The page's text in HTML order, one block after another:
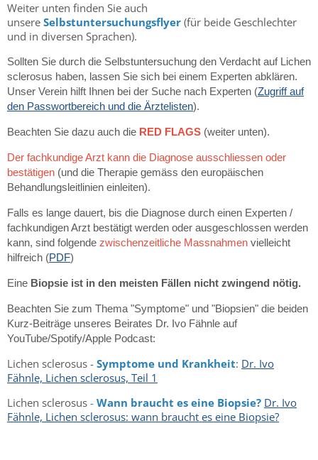
Weiter unten finden Sie auch
unsere Selbstuntersuchungsflyer (für beide Geschlechter
und in diversen Sprachen).
Sollten Sie durch die Selbstuntersuchung den Verdacht auf Lichen
sclerosus haben, lassen Sie sich bei einem Experten abklären.
Unser Verein hilft Ihnen bei der Suche nach Experten (Zugriff auf
den Passwortbereich und die Ärztelisten).
Beachten Sie dazu auch die RED FLAGS (weiter unten).
Der fachkundige Arzt kann die Diagnose ausschliessen oder
bestätigen (und die Therapie gemäss den europäischen
Behandlungsleitlinien einleiten).
Falls es lange dauert, bis die Diagnose durch einen Experten /
fachkundigen Arzt bestätigt werden oder ausgeschlossen werden
kann, sind folgende zwischenzeitliche Massnahmen vielleicht
hilfreich (PDF)
Eine Biopsie ist in den meisten Fällen nicht zwingend nötig.
Beachten Sie zum Thema "Symptome" und "Biopsien" die beiden
Kurz-Beiträge unseres Beirates Dr. Ivo Fähnle auf
YouTube/Spotify/Apple Podcast:
Lichen sclerosus - Symptome und Krankheit: Dr. Ivo
Fähnle, Lichen sclerosus, Teil 1
Lichen sclerosus - Wann braucht es eine Biopsie? Dr. Ivo
Fähnle, Lichen sclerosus: wann braucht es eine Biopsie?